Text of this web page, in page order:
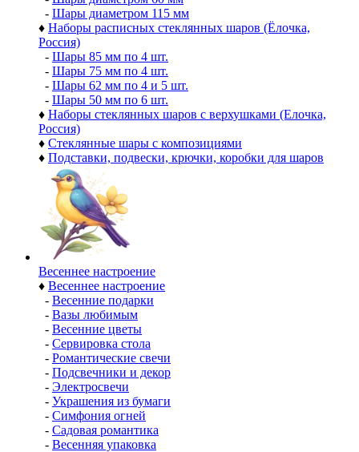
- Шары диаметром 115 мм
♦ Наборы расписных стеклянных шаров (Ёлочка,
Россия)
- Шары 85 мм по 4 шт.
- Шары 75 мм по 4 шт.
- Шары 62 мм по 4 и 5 шт.
- Шары 50 мм по 6 шт.
♦ Наборы стеклянных шаров с верхушками (Елочка,
Россия)
♦ Стеклянные шары с композициями
♦ Подставки, подвески, крючки, коробки для шаров
Весеннее настроение
♦ Весеннее настроение
- Весенние подарки
- Вазы любимым
- Весенние цветы
- Сервировка стола
- Романтические свечи
- Подсвечники и декор
- Электросвечи
- Украшения из бумаги
- Симфония огней
- Садовая романтика
- Весенняя упаковка